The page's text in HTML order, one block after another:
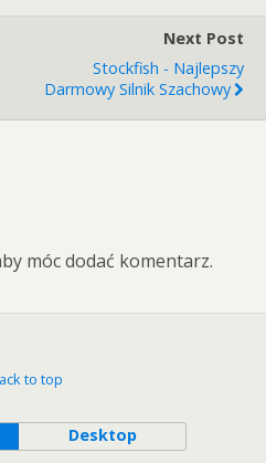
Next Post
Stockfish - Najlepszy
Darmowy Silnik Szachowy
móc dodać komentarz.
to top
Desktop